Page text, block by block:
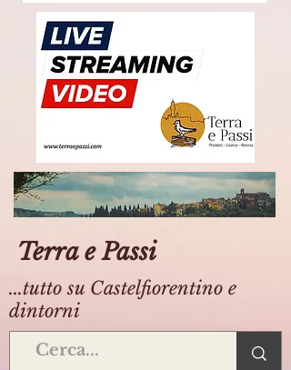
Terra e Passi
...tutto su Castelfiorentino e
dintorni